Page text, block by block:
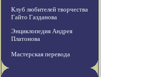
Клуб любителей творчества
Гайто Газданова
Энциклопедия Андрея
Платонова
Мастерская перевода